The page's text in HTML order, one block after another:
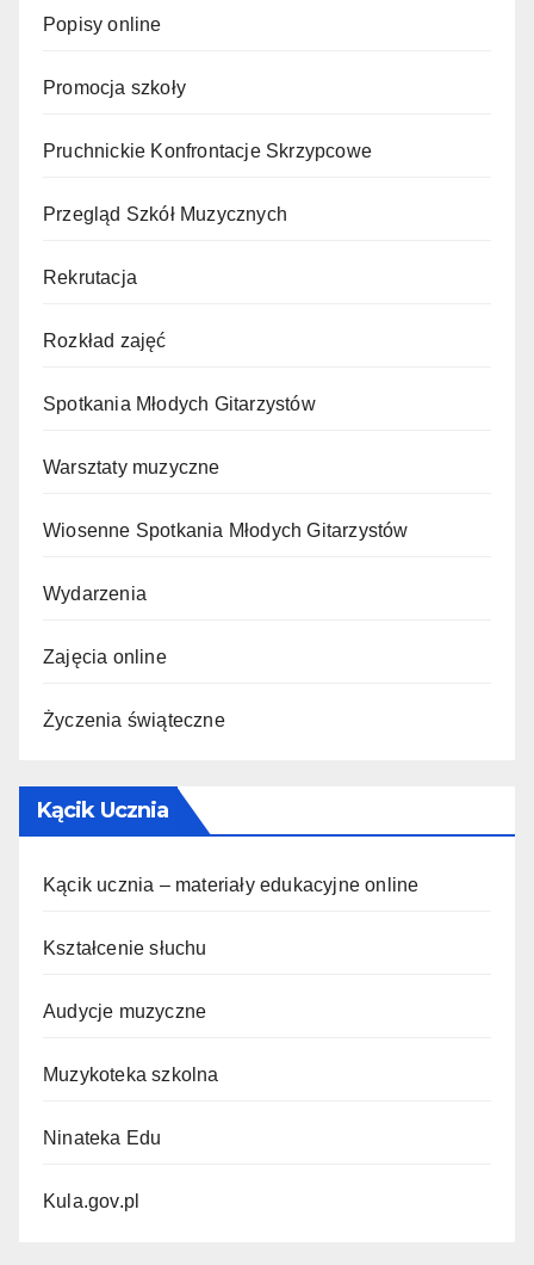
Popisy online
Promocja szkoły
Pruchnickie Konfrontacje Skrzypcowe
Przegląd Szkół Muzycznych
Rekrutacja
Rozkład zajęć
Spotkania Młodych Gitarzystów
Warsztaty muzyczne
Wiosenne Spotkania Młodych Gitarzystów
Wydarzenia
Zajęcia online
Życzenia świąteczne
Kącik Ucznia
Kącik ucznia – materiały edukacyjne online
Kształcenie słuchu
Audycje muzyczne
Muzykoteka szkolna
Ninateka Edu
Kula.gov.pl